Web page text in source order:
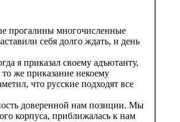
прогалины многочисленные
себя долго ждать, и день
я приказал своему адъютанту,
же приказание некоему
что русские подходят все
доверенной нам позиции. Мы
корпуса, приближалась к нам